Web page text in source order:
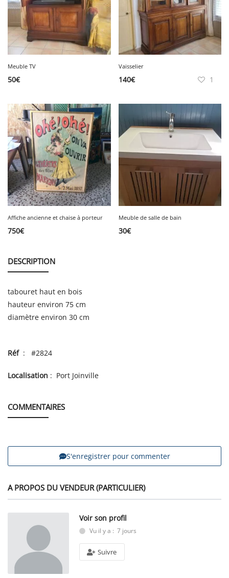
Meuble TV
50€
Vaisselier
140€ 1
Affiche ancienne et chaise à porteur
750€
Meuble de salle de bain
30€
DESCRIPTION
tabouret haut en bois
hauteur environ 75 cm
diamètre environ 30 cm
Réf: #2824
Localisation : Port Joinville
COMMENTAIRES
S'enregistrer pour commenter
A PROPOS DU VENDEUR (PARTICULIER)
Voir son profil
Vu il y a : 7 jours
Suivre